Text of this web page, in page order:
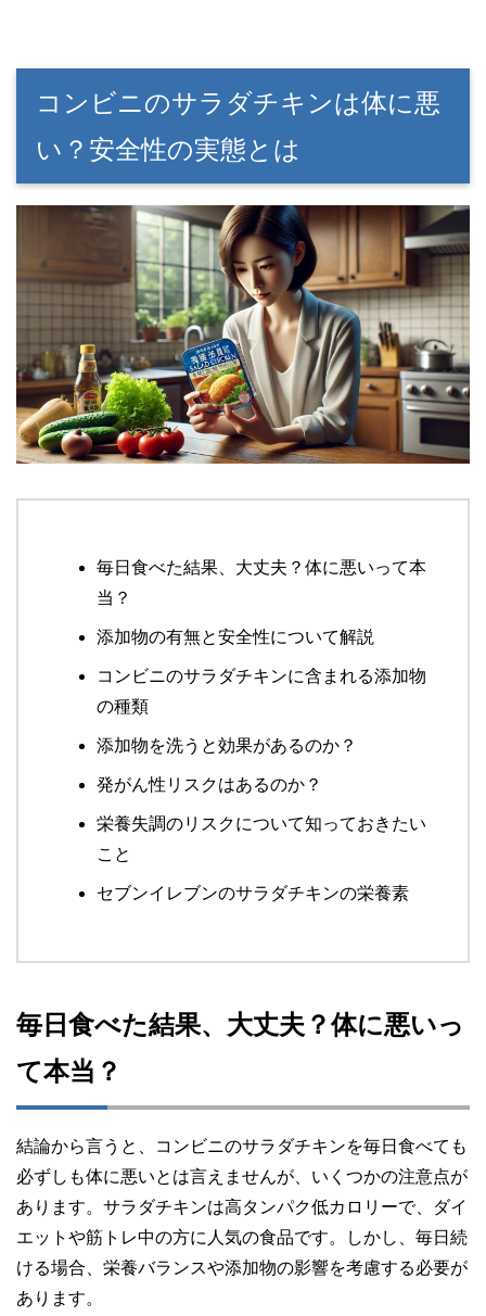
コンビニのサラダチキンは体に悪
い？安全性の実態とは
毎日食べた結果、大丈夫？体に悪いって本
当？
添加物の有無と安全性について解説
コンビニのサラダチキンに含まれる添加物
の種類
添加物を洗うと効果があるのか？
発がん性リスクはあるのか？
栄養失調のリスクについて知っておきたい
こと
セブンイレブンのサラダチキンの栄養素
毎日食べた結果、大丈夫？体に悪いっ
て本当？
結論から言うと、コンビニのサラダチキンを毎日食べても
必ずしも体に悪いとは言えませんが、いくつかの注意点が
あります。サラダチキンは高タンパク低カロリーで、ダイ
エットや筋トレ中の方に人気の食品です。しかし、毎日続
ける場合、栄養バランスや添加物の影響を考慮する必要が
あります。